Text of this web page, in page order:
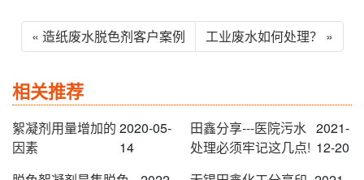
« 造纸废水脱色剂客户案例 工业废水如何处理？ »
相关推荐
絮凝剂用量增加的
因素
2020-05-
14
田鑫分享---医院污水
处理必须牢记这几点!
2021-
12-20